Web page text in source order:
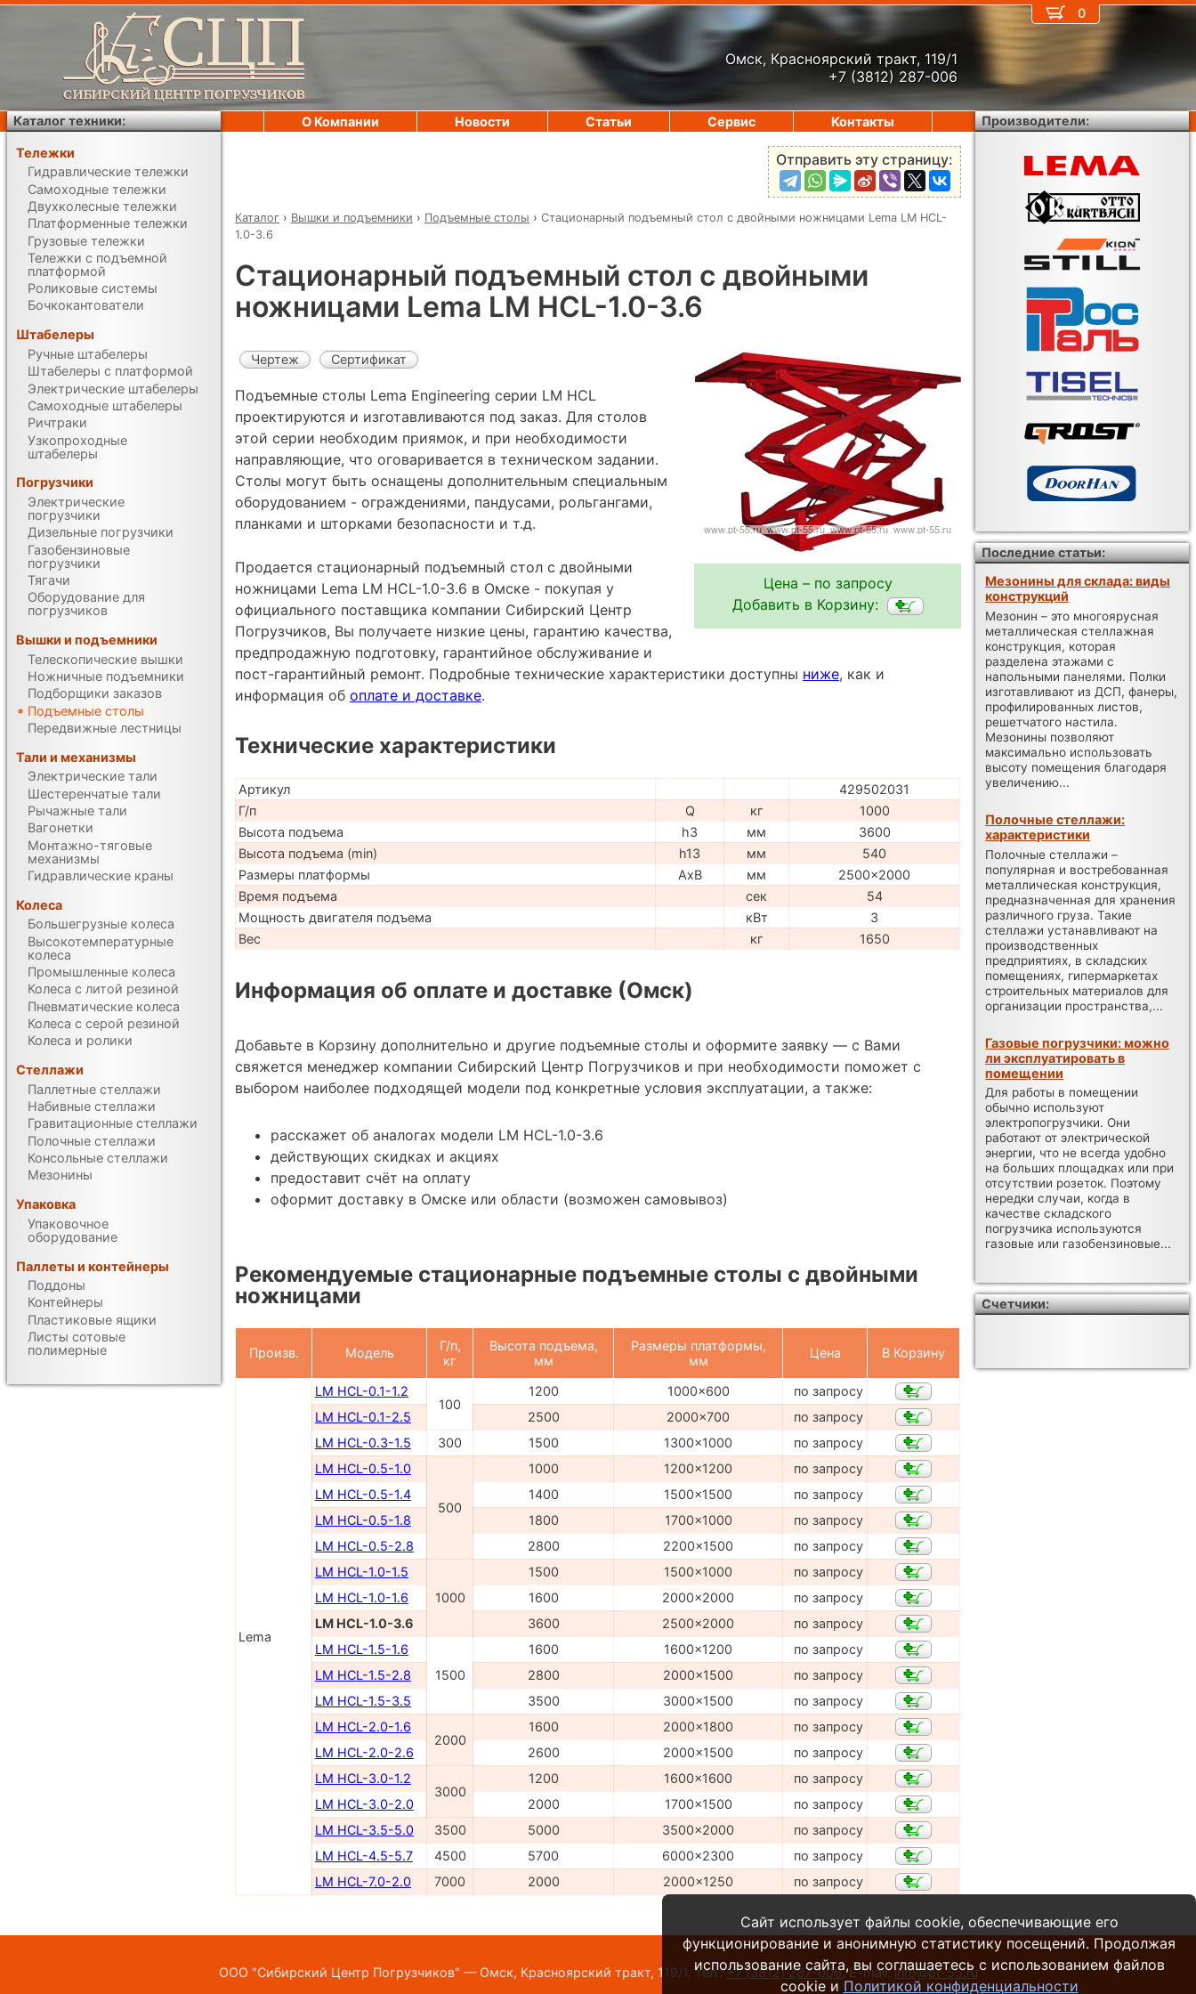
Омск, Красноярский тракт, 119/1
+7 (3812) 287-006
Отправить эту страницу:
Каталог › Вышки и подъемники › Подъемные столы › Стационарный подъемный стол с двойными ножницами Lema LM HCL-
1.0-3.6
Стационарный подъемный стол с двойными
ножницами Lema LM HCL-1.0-3.6
Цена – по запросу
Добавить в Корзину:
Чертеж Сертификат
Подъемные столы Lema Engineering серии LM HCL
проектируются и изготавливаются под заказ. Для столов
этой серии необходим приямок, и при необходимости
направляющие, что оговаривается в техническом задании.
Столы могут быть оснащены дополнительным специальным
оборудованием - ограждениями, пандусами, рольгангами,
планками и шторками безопасности и т.д.
Продается стационарный подъемный стол с двойными
ножницами Lema LM HCL-1.0-3.6 в Омске - покупая у
официального поставщика компании Сибирский Центр
Погрузчиков, Вы получаете низкие цены, гарантию качества,
предпродажную подготовку, гарантийное обслуживание и
пост-гарантийный ремонт. Подробные технические характеристики доступны ниже, как и
информация об оплате и доставке.
Технические характеристики
Артикул
429502031
Г/п
Q кг
1000
Высота подъема
h3 мм
3600
Высота подъема (min)
h13 мм
540
Размеры платформы
AxB мм
2500x2000
Время подъема
сек
54
Мощность двигателя подъема
кВт
3
Вес
кг 1650
Информация об оплате и доставке (Омск)
Добавьте в Корзину дополнительно и другие подъемные столы и оформите заявку — с Вами
свяжется менеджер компании Сибирский Центр Погрузчиков и при необходимости поможет с
выбором наиболее подходящей модели под конкретные условия эксплуатации, а также:
расскажет об аналогах модели LM HCL-1.0-3.6
действующих скидках и акциях
предоставит счёт на оплату
оформит доставку в Омске или области (возможен самовывоз)
Рекомендуемые стационарные подъемные столы с двойными
ножницами
Произв. Модель
Г/п,
кг
Высота подъема,
мм
Размеры платформы,
мм
Цена В Корзину
Lema
LM HCL-0.1-1.2
100
1200 1000x600
по запросу
LM HCL-0.1-2.5
2500 2000x700
по запросу
LM HCL-0.3-1.5
300 1500 1300x1000
по запросу
LM HCL-0.5-1.0
500
1000 1200x1200
по запросу
LM HCL-0.5-1.4
1400 1500x1500
по запросу
LM HCL-0.5-1.8
1800 1700x1000
по запросу
LM HCL-0.5-2.8
2800 2200x1500
по запросу
LM HCL-1.0-1.5
1000
1500 1500x1000
по запросу
LM HCL-1.0-1.6
1600 2000x2000
по запросу
LM HCL-1.0-3.6
3600 2500x2000
по запросу
LM HCL-1.5-1.6
1500
1600 1600x1200
по запросу
LM HCL-1.5-2.8
2800 2000x1500
по запросу
LM HCL-1.5-3.5
3500 3000x1500
по запросу
LM HCL-2.0-1.6
2000
1600 2000x1800
по запросу
LM HCL-2.0-2.6
2600 2000x1500
по запросу
LM HCL-3.0-1.2
3000
1200 1600x1600
по запросу
LM HCL-3.0-2.0
2000 1700x1500
по запросу
LM HCL-3.5-5.0
3500 5000 3500x2000
по запросу
LM HCL-4.5-5.7
4500 5700 6000x2300
по запросу
LM HCL-7.0-2.0
7000 2000 2000x1250 по запросу
0
О Компании Новости Статьи Сервис Контакты
Каталог техники:
Тележки
Гидравлические тележки
Самоходные тележки
Двухколесные тележки
Платформенные тележки
Грузовые тележки
Тележки с подъемной
платформой
Роликовые системы
Бочкокантователи
Штабелеры
Ручные штабелеры
Штабелеры с платформой
Электрические штабелеры
Самоходные штабелеры
Ричтраки
Узкопроходные
штабелеры
Погрузчики
Электрические
погрузчики
Дизельные погрузчики
Газобензиновые
погрузчики
Тягачи
Оборудование для
погрузчиков
Вышки и подъемники
Телескопические вышки
Ножничные подъемники
Подборщики заказов
Подъемные столы
Передвижные лестницы
Тали и механизмы
Электрические тали
Шестеренчатые тали
Рычажные тали
Вагонетки
Монтажно-тяговые
механизмы
Гидравлические краны
Колеса
Большегрузные колеса
Высокотемпературные
колеса
Промышленные колеса
Колеса с литой резиной
Пневматические колеса
Колеса с серой резиной
Колеса и ролики
Стеллажи
Паллетные стеллажи
Набивные стеллажи
Гравитационные стеллажи
Полочные стеллажи
Консольные стеллажи
Мезонины
Упаковка
Упаковочное
оборудование
Паллеты и контейнеры
Поддоны
Контейнеры
Пластиковые ящики
Листы сотовые
полимерные
Производители:
Последние статьи:
Мезонины для склада: виды
конструкций
Мезонин – это многоярусная
металлическая стеллажная
конструкция, которая
разделена этажами с
напольными панелями. Полки
изготавливают из ДСП, фанеры,
профилированных листов,
решетчатого настила.
Мезонины позволяют
максимально использовать
высоту помещения благодаря
увеличению...
Полочные стеллажи:
характеристики
Полочные стеллажи –
популярная и востребованная
металлическая конструкция,
предназначенная для хранения
различного груза. Такие
стеллажи устанавливают на
производственных
предприятиях, в складских
помещениях, гипермаркетах
строительных материалов для
организации пространства,...
Газовые погрузчики: можно
ли эксплуатировать в
помещении
Для работы в помещении
обычно используют
электропогрузчики. Они
работают от электрической
энергии, что не всегда удобно
на больших площадках или при
отсутствии розеток. Поэтому
нередки случаи, когда в
качестве складского
погрузчика используются
газовые или газобензиновые...
Счетчики:
ООО "Сибирский Центр Погрузчиков" — Омск, Красноярский тракт, 119/1, тел.:+7 (3812) 287-006,E-mail:info@pt-55.ru
Сайт использует файлы cookie, обеспечивающие его
функционирование и анонимную статистику посещений. Продолжая
использование сайта, вы соглашаетесь с использованием файлов
cookie иПолитикой конфиденциальности